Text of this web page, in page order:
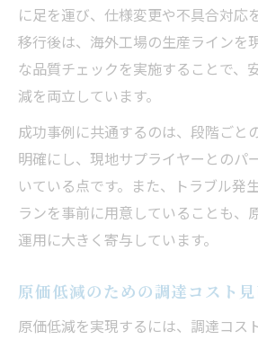
に足を運び、仕様変更や不具合対応
移行後は、海外工場の生産ラインを
な品質チェックを実施することで、
減を両立しています。
成功事例に共通するのは、段階ごと
明確にし、現地サプライヤーとのパ
いている点です。また、トラブル発
ランを事前に用意していることも、
運用に大きく寄与しています。
原価低減のための調達コスト
原価低減を実現するには、調達コス